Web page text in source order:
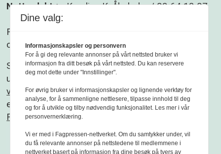
Nettredaktør: Karoline K. Åbyholm/ 93 64 13 07
Følg gjerne Sikkerhet og beredskap på
og
Linkedin.
Sikkerhet og beredskap er et redaksjonelt
uavhengig fagblad som redigeres etter
varsom-plakatenogRedaktørplakaten. Fagbladet
er medlem av
Fagpressen
Dine valg:
Informasjonskapsler og personvern
For å gi deg relevante annonser på vårt nettsted bruker vi
informasjon fra ditt besøk på vårt nettsted. Du kan reservere
deg mot dette under "Innstillinger".
For øvrig bruker vi informasjonskapsler og lignende verktøy for
analyse, for å sammenligne nettlesere, tilpasse innhold til deg
og for å utvikle og tilby nødvendig funksjonalitet. Les mer i vår
personvernerklæring.
Vi er med i Fagpressen-nettverket. Om du samtykker under, vil
du få relevante annonser på nettstedene til medlemmene i
nettverket basert på informasjon fra dine besøk på tvers av